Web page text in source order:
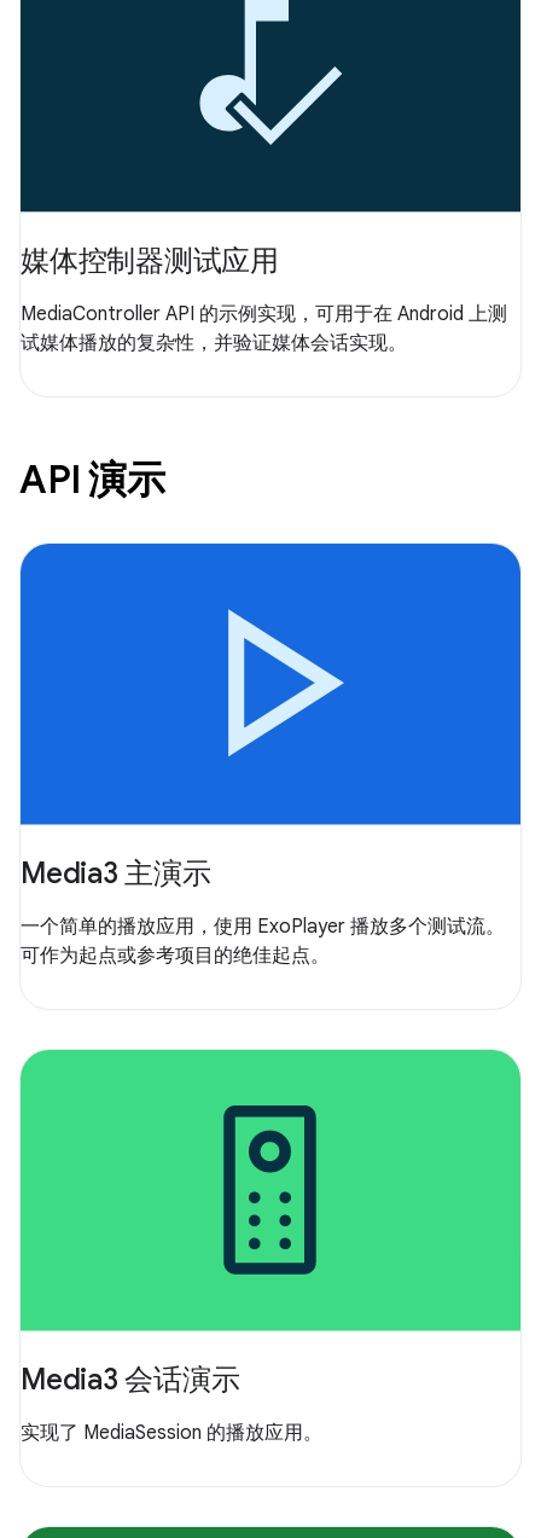
媒体控制器测试应用
MediaController API 的示例实现，可用于在 Android 上测
试媒体播放的复杂性，并验证媒体会话实现。
API 演示
Media3 主演示
一个简单的播放应用，使用 ExoPlayer 播放多个测试流。
可作为起点或参考项目的绝佳起点。
Media3 会话演示
实现了 MediaSession 的播放应用。